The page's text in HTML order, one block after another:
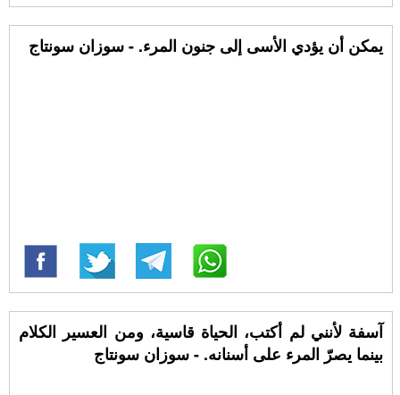
يمكن أن يؤدي الأسى إلى جنون المرء. - سوزان سونتاج
آسفة لأنني لم أكتب، الحياة قاسية، ومن العسير الكلام
بينما يصرّ المرء على أسنانه. - سوزان سونتاج